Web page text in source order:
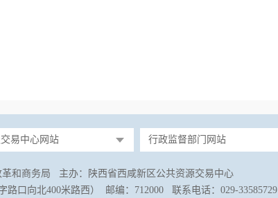
易中心网站 行政监督部门网站
和商务局 主办：陕西省西咸新区公共资源交易中心
路口向北400米路西） 邮编：712000 联系电话：029-33585729